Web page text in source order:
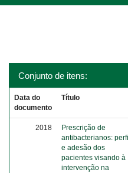
Conjunto de itens:
Data do
documento
Título
2018
Prescrição de
antibacterianos: perfil
e adesão dos
pacientes visando à
intervenção na